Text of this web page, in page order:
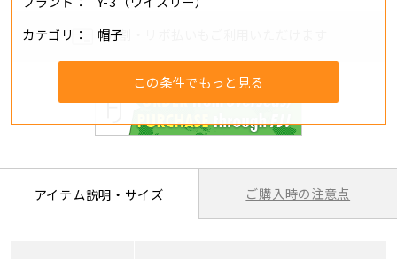
カテゴリ
帽子
この条件でもっと見る
分割・リボ払いもご利用いただけます
アイテム説明・サイズ ご購入時の注意点